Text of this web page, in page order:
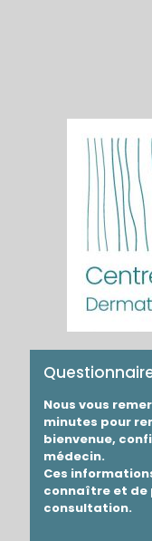
cicatrices
Nous vous
minutes pour
bienvenue,
médecin.
Ces
connaître et de
consultation.